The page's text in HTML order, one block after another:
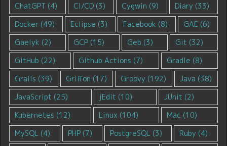
ChatGPT (4) CI/CD (3) Cygwin (9) Diary (33)
Docker (49) Eclipse (3) Facebook (8) GAE (6)
Gaelyk (2) GCP (15) Geb (3) Git (32)
GitHub (22) Github Actions (7) Gradle (8)
Grails (39) Griffon (17) Groovy (192) Java (38)
JavaScript (25) jEdit (10) JUnit (2)
Kubernetes (12) Linux (104) Mac (10)
MySQL (4) PHP(7) PostgreSQL (3) Ruby (4)